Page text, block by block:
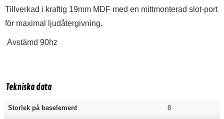
Tillverkad i kraftig 19mm MDF med en mittmonterad slot-port
för maximal ljudåtergivning.
Avstämd 90hz
Tekniska data
Storlek på baselement 8